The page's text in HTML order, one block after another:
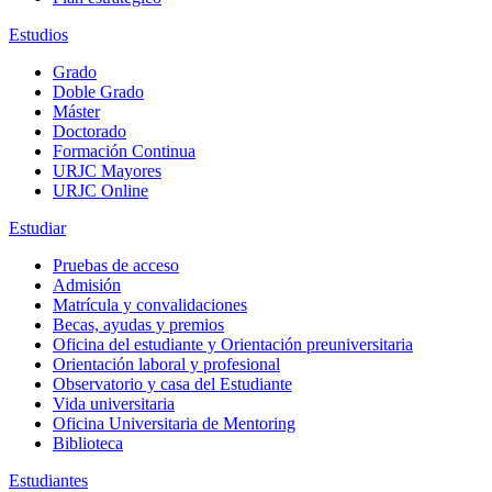
Estudios
Grado
Doble Grado
Máster
Doctorado
Formación Continua
URJC Mayores
URJC Online
Estudiar
Pruebas de acceso
Admisión
Matrícula y convalidaciones
Becas, ayudas y premios
Oficina del estudiante y Orientación preuniversitaria
Orientación laboral y profesional
Observatorio y casa del Estudiante
Vida universitaria
Oficina Universitaria de Mentoring
Biblioteca
Estudiantes